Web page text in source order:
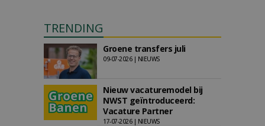
TRENDING
Groene transfers juli
09-07-2026 | NIEUWS
Nieuw vacaturemodel bij
NWST geïntroduceerd:
Vacature Partner
17-07-2026 | NIEUWS